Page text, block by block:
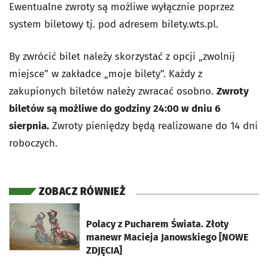
Ewentualne zwroty są możliwe wyłącznie poprzez
system biletowy tj. pod adresem bilety.wts.pl.
By zwrócić bilet należy skorzystać z opcji „zwolnij
miejsce” w zakładce „moje bilety”. Każdy z
zakupionych biletów należy zwracać osobno. Zwroty
biletów są możliwe do godziny 24:00 w dniu 6
sierpnia. Zwroty pieniędzy będą realizowane do 14 dni
roboczych.
ZOBACZ RÓWNIEŻ
Polacy z Pucharem Świata. Złoty
manewr Macieja Janowskiego [NOWE
ZDJĘCIA]
otworzy się w nowej karcie